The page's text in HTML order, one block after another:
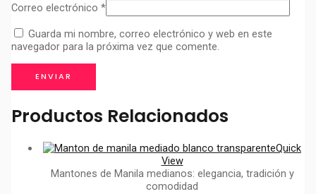
Correo electrónico *
Guarda mi nombre, correo electrónico y web en este
navegador para la próxima vez que comente.
Productos Relacionados
Quick
View
Mantones de Manila medianos: elegancia, tradición y
comodidad